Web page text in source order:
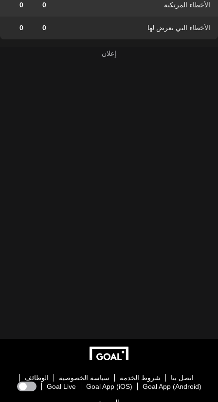
الأخطاء المرتكبة 0
0
الأخطاء التي تعرض لها 0
0
اتصل بنا شروط الخدمة سياسة الخصوصية
الوظائف
Goal App (Android)
Goal App (iOS)
Goal Live